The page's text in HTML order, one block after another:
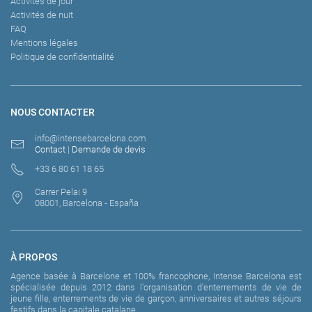
NOUS CONTACTER
info@intensebarcelona.com
Contact | Demande de devis
+33 6 80 61 18 65
Carrer Pelai 9
08001, Barcelona - España
Activités de nuit
FAQ
Mentions légales
Politique de confidentialité
À PROPOS
Agence basée à Barcelone et 100% francophone, Intense Barcelona est
spécialisée depuis 2012 dans l'organisation d'enterrements de vie de
jeune fille, enterrements de vie de garçon, anniversaires et autres séjours
festifs dans la capitale catalane.